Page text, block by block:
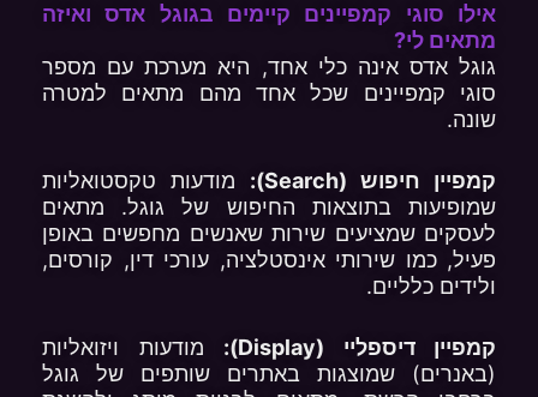
אילו סוגי קמפיינים קיימים בגוגל אדס ואיזה
מתאים לי?
גוגל אדס אינה כלי אחד, היא מערכת עם מספר
סוגי קמפיינים שכל אחד מהם מתאים למטרה
שונה.
קמפיין חיפוש (Search):
מודעות טקסטואליות
שמופיעות בתוצאות החיפוש של גוגל. מתאים
לעסקים שמציעים שירות שאנשים מחפשים באופן
פעיל, כמו שירותי אינסטלציה, עורכי דין, קורסים,
ולידים כלליים.
קמפיין דיספליי (Display):
מודעות ויזואליות
(באנרים) שמוצגות באתרים שותפים של גוגל